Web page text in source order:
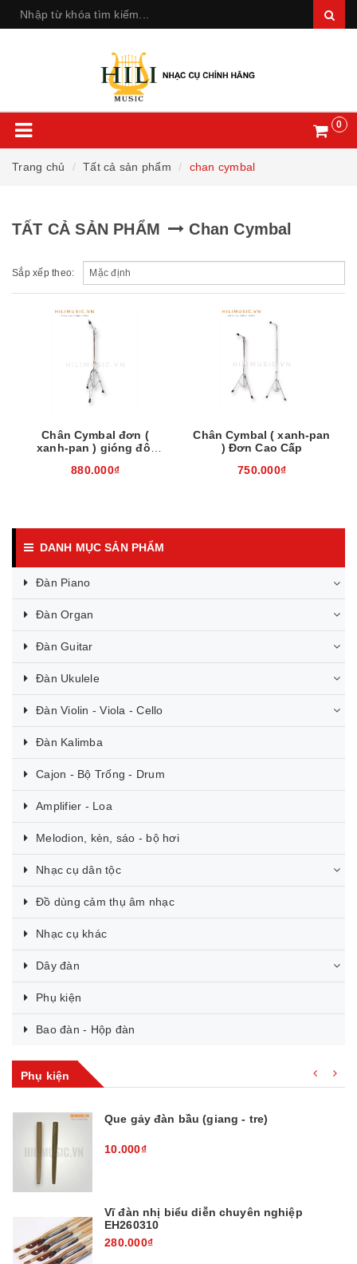
0
Trang chủ Tất cả sản phẩm chan cymbal
TẤT CẢ SẢN PHẨM Chan Cymbal
Sắp xếp theo:
Chân Cymbal đơn (
xanh-pan ) gióng đôi
880.000₫
Chân Cymbal ( xanh-pan
) Đơn Cao Cấp
750.000₫
DANH MỤC SẢN PHẨM
Đàn Piano
Đàn Organ
Đàn Guitar
Đàn Ukulele
Đàn Violin - Viola - Cello
Đàn Kalimba
Cajon - Bộ Trống - Drum
Amplifier - Loa
Melodion, kèn, sáo - bộ hơi
Nhạc cụ dân tộc
Đồ dùng cảm thụ âm nhạc
Nhạc cụ khác
Dây đàn
Phụ kiện
Bao đàn - Hộp đàn
Phụ kiện
Que gảy đàn bầu (giang - tre)
10.000₫
Vĩ đàn nhị biểu diễn chuyên nghiệp
EH260310
280.000₫